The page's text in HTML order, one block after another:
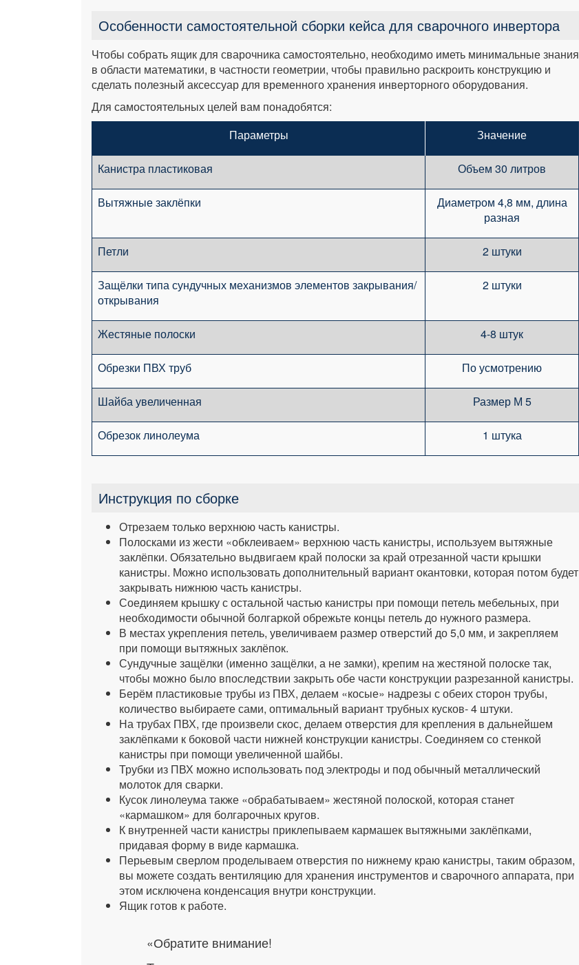
Особенности самостоятельной сборки кейса для сварочного инвертора
Чтобы собрать ящик для сварочника самостоятельно, необходимо иметь минимальные знания
в области математики, в частности геометрии, чтобы правильно раскроить конструкцию и
сделать полезный аксессуар для временного хранения инверторного оборудования.
Для самостоятельных целей вам понадобятся:
Параметры
Значение
Канистра пластиковая Объем 30 литров
Вытяжные заклёпки
Диаметром 4,8 мм, длина
разная
Петли 2 штуки
Защёлки типа сундучных механизмов элементов закрывания/
открывания
2 штуки
Жестяные полоски 4-8 штук
Обрезки ПВХ труб По усмотрению
Шайба увеличенная Размер М 5
Обрезок линолеума 1 штука
Инструкция по сборке
Отрезаем только верхнюю часть канистры.
Полосками из жести «обклеиваем» верхнюю часть канистры, используем вытяжные
заклёпки. Обязательно выдвигаем край полоски за край отрезанной части крышки
канистры. Можно использовать дополнительный вариант окантовки, которая потом будет
закрывать нижнюю часть канистры.
Соединяем крышку с остальной частью канистры при помощи петель мебельных, при
необходимости обычной болгаркой обрежьте концы петель до нужного размера.
В местах укрепления петель, увеличиваем размер отверстий до 5,0 мм, и закрепляем
при помощи вытяжных заклёпок.
Сундучные защёлки (именно защёлки, а не замки), крепим на жестяной полоске так,
чтобы можно было впоследствии закрыть обе части конструкции разрезанной канистры.
Берём пластиковые трубы из ПВХ, делаем «косые» надрезы с обеих сторон трубы,
количество выбираете сами, оптимальный вариант трубных кусков- 4 штуки.
На трубах ПВХ, где произвели скос, делаем отверстия для крепления в дальнейшем
заклёпками к боковой части нижней конструкции канистры. Соединяем со стенкой
канистры при помощи увеличенной шайбы.
Трубки из ПВХ можно использовать под электроды и под обычный металлический
молоток для сварки.
Кусок линолеума также «обрабатываем» жестяной полоской, которая станет
«кармашком» для болгарочных кругов.
К внутренней части канистры приклепываем кармашек вытяжными заклёпками,
придавая форму в виде кармашка.
Перьевым сверлом проделываем отверстия по нижнему краю канистры, таким образом,
вы можете создать вентиляцию для хранения инструментов и сварочного аппарата, при
этом исключена конденсация внутри конструкции.
Ящик готов к работе.
«Обратите внимание!